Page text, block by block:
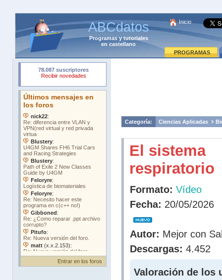
ABCdatos
Programasytutoriales
en castellano
Inicio
PROGRAMAS
Entrar en los foros
Categoría: Ciencias Aplicadas
El sistema
respiratorio
Formato: Vídeo
Fecha: 20/05/2026
Autor: Mejor con
Descargas: 4.452
Valoración de los